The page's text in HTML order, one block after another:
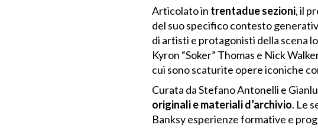
Articolato in trentadue sezioni, il
del suo specifico contesto
di artisti e protagonisti della scena
Kyron “Soker” Thomas e Nick
cui sono scaturite opere iconiche
Curata da Stefano Antonelli e
originali e materiali d’archivio. Le
Banksy esperienze formative e